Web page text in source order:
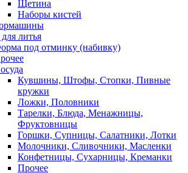
Щетина
Наборы кистей
литья
под отминку (набивку)
Кувшины, Штофы, Стопки, Пивные
кружки
Ложки, Половники
Тарелки, Блюда, Менажницы,
Фруктовницы
Горшки, Супницы, Салатники, Лотки
Молочники, Сливочники, Масленки
Конфетницы, Сухарницы, Креманки
Прочее